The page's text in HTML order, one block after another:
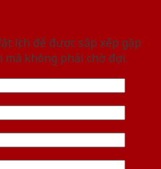
lịch để được sắp xếp gặp
mà không phải chờ đợi.